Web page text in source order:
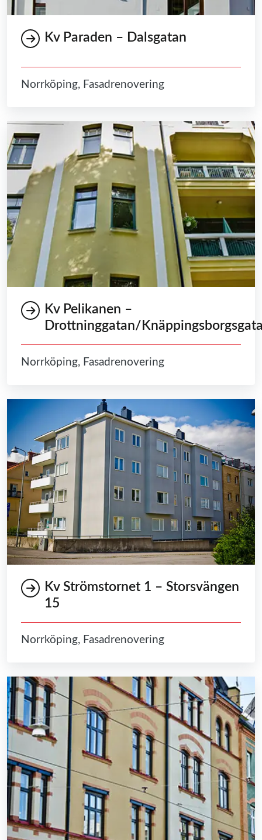
Kv Paraden – Dalsgatan
Norrköping, Fasadrenovering
Kv Pelikanen –
Drottninggatan/
Norrköping, Fasadrenovering
Kv Strömstornet 1 – Storsvängen
15
Norrköping, Fasadrenovering